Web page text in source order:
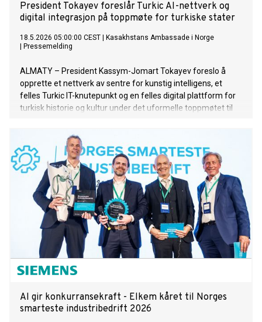
President Tokayev foreslår Turkic AI-nettverk og
digital integrasjon på toppmøte for turkiske stater
18.5.2026 05:00:00 CEST
Kasakhstans Ambassade i Norge
Pressemelding
ALMATY – President Kassym-Jomart Tokayev foreslo å
opprette et nettverk av sentre for kunstig intelligens, et
felles Turkic IT-knutepunkt og en felles digital plattform for
turkisk historie og kultur under det uformelle toppmøtet til
toppmøtet diskuterte medlemslandene hvordan
samarbeidet innen teknologi, digitalisering og investeringer
kan styrkes i en tid preget av økende global ustabilitet.
AI gir konkurransekraft - Elkem kåret til Norges
smarteste industribedrift 2026